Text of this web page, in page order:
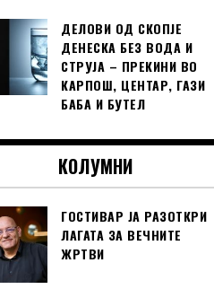
ДЕЛОВИ ОД СКОПЈЕ
ДЕНЕСКА БЕЗ ВОДА И
СТРУЈА – ПРЕКИНИ ВО
КАРПОШ, ЦЕНТАР, ГАЗИ
БАБА И БУТЕЛ
КОЛУМНИ
ГОСТИВАР ЈА РАЗОТКРИ
ЛАГАТА ЗА ВЕЧНИТЕ
ЖРТВИ